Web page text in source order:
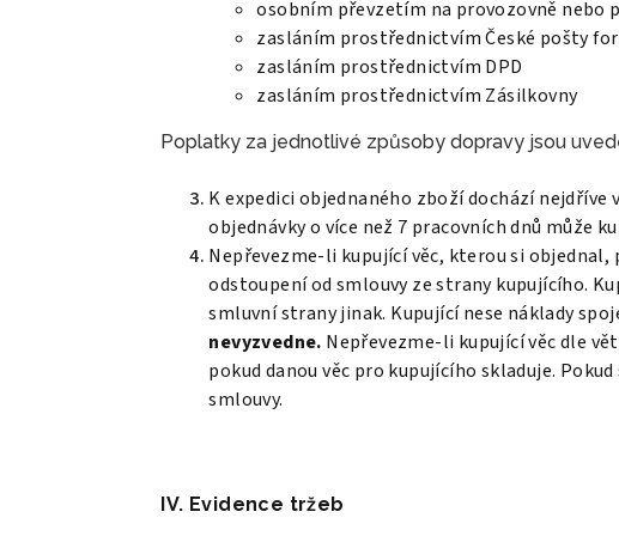
osobním převzetím na provozovně nebo
zasláním prostřednictvím České pošty
zasláním prostřednictvím DPD
zasláním prostřednictvím Zásilkovny
Poplatky za jednotlivé způsoby dopravy jsou
K expedici objednaného zboží dochází nejdříve
objednávky o více než 7 pracovních dnů může
Nepřevezme-li kupující věc, kterou si
odstoupení od smlouvy ze strany kupujícího.
smluvní strany jinak. Kupující nese náklady
nevyzvedne. Nepřevezme-li kupující věc dle
pokud danou věc pro kupujícího skladuje.
smlouvy.
IV. Evidence tržeb